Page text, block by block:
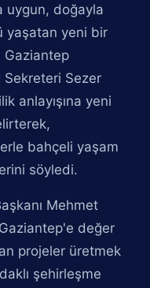
uygun, doğayla
yaşatan yeni bir
Sekreteri Sezer
anlayışına yeni
bahçeli yaşam
söyledi.
Mehmet
değer
projeler üretmek
şehirleşme